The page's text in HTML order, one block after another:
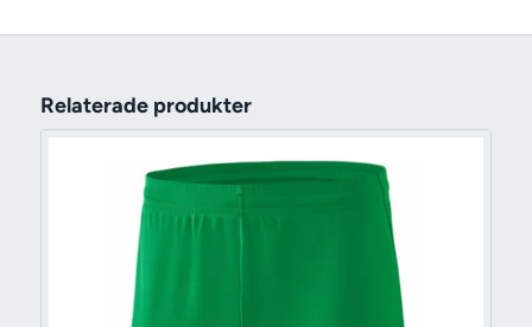
Relaterade produkter